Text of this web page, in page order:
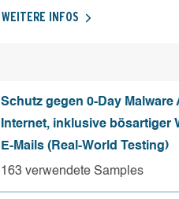
WEITERE INFOS
Schutz gegen 0-Day Malware
Internet, inklusive bösartiger
E-Mails (Real-World Testing)
163 verwendete Samples